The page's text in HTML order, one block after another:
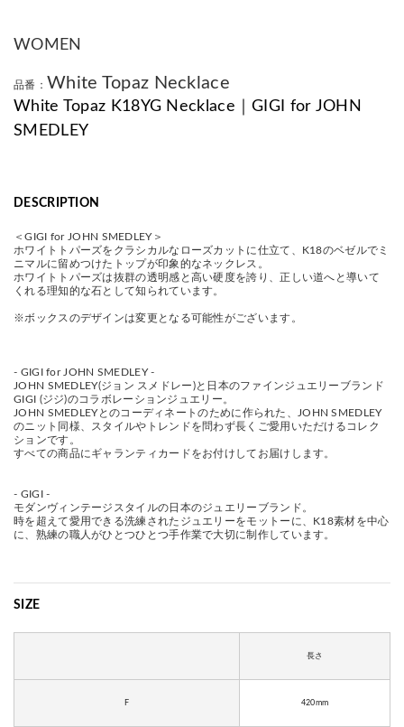
WOMEN
品番： White Topaz Necklace
White Topaz K18YG Necklace｜GIGI for JOHN
SMEDLEY
DESCRIPTION
＜GIGI for JOHN SMEDLEY＞
ホワイトトパーズをクラシカルなローズカットに仕立て、K18のベゼルでミ
ニマルに留めつけたトップが印象的なネックレス。
ホワイトトパーズは抜群の透明感と高い硬度を誇り、正しい道へと導いて
くれる理知的な石として知られています。
※ボックスのデザインは変更となる可能性がございます。
- GIGI for JOHN SMEDLEY -
JOHN SMEDLEY(ジョン スメドレー)と日本のファインジュエリーブランド
GIGI (ジジ)のコラボレーションジュエリー。
JOHN SMEDLEYとのコーディネートのために作られた、JOHN SMEDLEY
のニット同様、スタイルやトレンドを問わず長くご愛用いただけるコレク
ションです。
すべての商品にギャランティカードをお付けしてお届けします。
- GIGI -
モダンヴィンテージスタイルの日本のジュエリーブランド。
時を超えて愛用できる洗練されたジュエリーをモットーに、K18素材を中心
に、熟練の職人がひとつひとつ手作業で大切に制作しています。
SIZE
長さ
F 420mm